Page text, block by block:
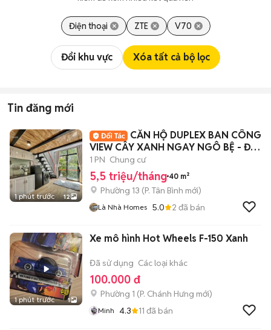
Điện thoại ZTE V70
Đổi khu vực Xóa tất cả bộ lọc
Tin đăng mới
1 phút trước 12
CĂN HỘ DUPLEX BAN CÔNG
VIEW CÂY XANH NGAY NGÔ BỆ - ĐỐI
DIỆN ETOWN
1 PN Chung cư
5,5 triệu/tháng 40 m²
Phường 13 (P. Tân Bình mới)
Là Nhà Homes 5.0 2 đã bán
1 phút trước 1
Xe mô hình Hot Wheels F-150 Xanh
Đã sử dụng Các loại khác
100.000 đ
Phường 1 (P. Chánh Hưng mới)
Minh 4.3 11 đã bán